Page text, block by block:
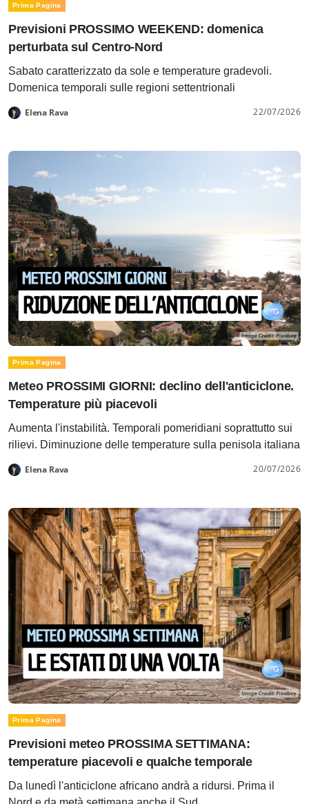
Prima Pagina
Previsioni PROSSIMO WEEKEND: domenica
perturbata sul Centro-Nord
Sabato caratterizzato da sole e temperature gradevoli.
Domenica temporali sulle regioni settentrionali
Elena Rava 22/07/2026
Prima Pagina
Meteo PROSSIMI GIORNI: declino dell'anticiclone.
Temperature più piacevoli
Aumenta l'instabilità. Temporali pomeridiani soprattutto sui
rilievi. Diminuzione delle temperature sulla penisola italiana
Elena Rava 20/07/2026
Prima Pagina
Previsioni meteo PROSSIMA SETTIMANA:
temperature piacevoli e qualche temporale
Da lunedì l'anticiclone africano andrà a ridursi. Prima il